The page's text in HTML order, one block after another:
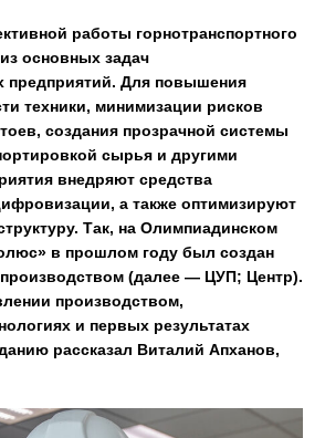
работы горнотранспортного
основных задач
Для повышения
техники, минимизации рисков
создания прозрачной системы
сырья и другими
внедряют средства
а также оптимизируют
Так, на Олимпиадинском
в прошлом году был создан
(далее — ЦУП; Центр).
производством,
и первых результатах
рассказал Виталий Апханов,